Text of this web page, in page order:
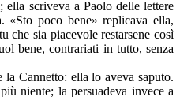
ella scriveva a Paolo delle lettere
«Sto poco bene» replicava ella,
che sia piacevole restarsene così
bene, contrariati in tutto, senza
Cannetto: ella lo aveva saputo.
niente; la persuadeva invece a